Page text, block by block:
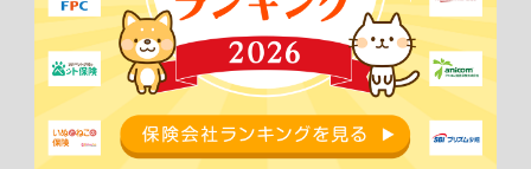
保険会社が倒産した
保険会社の倒産は、絶対に起こらないとは言い切れません。もし倒
産した場合、ペット保険の契約はどうなってしまうのでしょうか。